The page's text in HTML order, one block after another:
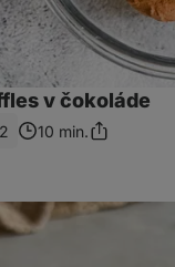
v čokoláde
10 min.Zdieľať